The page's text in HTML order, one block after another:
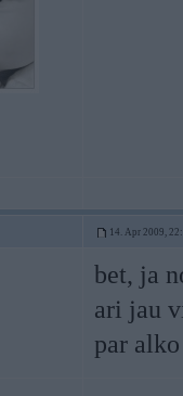
14. Apr 2009,
bet, ja
ari jau
par